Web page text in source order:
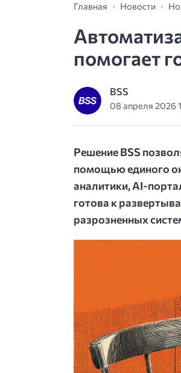
Главная Новости
помогает
BSS
08 апреля 2026
Решение BSS
помощью единого
аналитики, AI-
готова к
разрозненных